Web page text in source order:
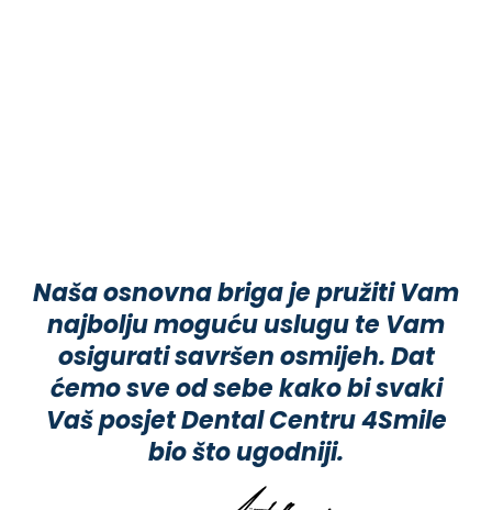
Naša osnovna briga je pružiti Vam
najbolju moguću uslugu te Vam
osigurati savršen osmijeh. Dat
ćemo sve od sebe kako bi svaki
Vaš posjet Dental Centru 4Smile
bio što ugodniji.